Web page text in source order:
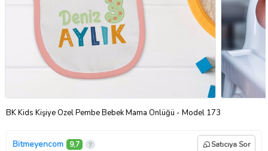
BK Kids Kişiye Özel Pembe Bebek Mama Önlüğü - Model 173
Bitmeyencom 9,7 Satıcıya Sor